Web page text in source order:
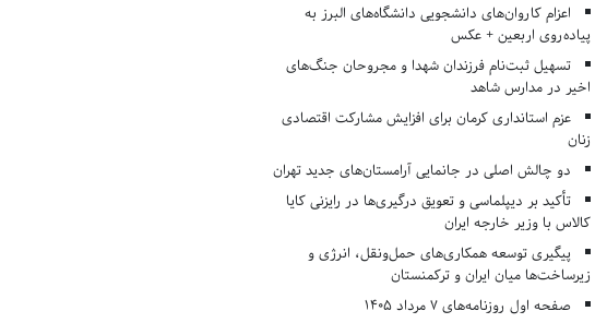
اعزام کاروان‌های دانشجویی دانشگاه‌های البرز به
پیاده‌روی اربعین + عکس
تسهیل ثبت‌نام فرزندان شهدا و مجروحان جنگ‌های
اخیر در مدارس شاهد
عزم استانداری کرمان برای افزایش مشارکت اقتصادی
زنان
دو چالش اصلی در جانمایی آرامستان‌های جدید تهران
تأکید بر دیپلماسی و تعویق درگیری‌ها در رایزنی کایا
کالاس با وزیر خارجه ایران
پیگیری توسعه همکاری‌های حمل‌ونقل، انرژی و
زیرساخت‌ها میان ایران و ترکمنستان
صفحه اول روزنامه‌های 7 مرداد 1405